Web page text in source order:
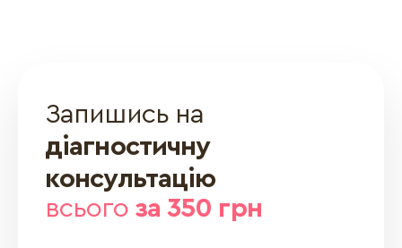
Запишись на
діагностичну
консультацію
всього за 350 грн